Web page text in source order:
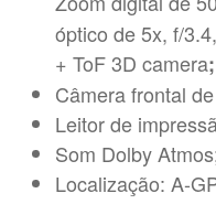
óptico de 5x, f/
+ ToF 3D camera;
Câmera frontal
Leitor de
Som Dolby
Localização: A-